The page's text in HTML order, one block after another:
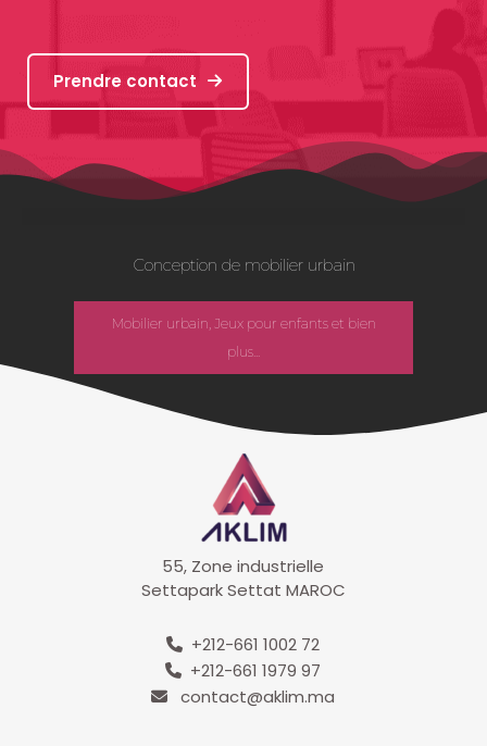
Prendre contact
Conception de mobilier urbain
Mobilier urbain, Jeux pour enfants et bien
plus...
55, Zone industrielle
Settapark Settat MAROC
+212-661 1002 72
+212-661 1979 97
contact@aklim.ma